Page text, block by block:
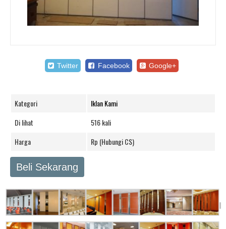
Twitter Facebook Google+
Kategori
Iklan Kami
Di lihat
516 kali
Harga
Rp (Hubungi CS)
Beli Sekarang